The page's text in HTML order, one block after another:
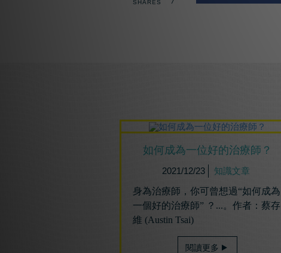
如何成為⼀位好的治療師？
2021/12/23
知識文章
身為治療師，你可曾想過“如何成為
一個好的治療師” ？...。作者：蔡存
維 (Austin Tsai)
閱讀更多